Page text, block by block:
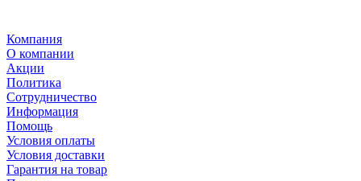
Компания
О компании
Акции
Политика
Сотрудничество
Информация
Помощь
Условия оплаты
Условия доставки
Гарантия на товар